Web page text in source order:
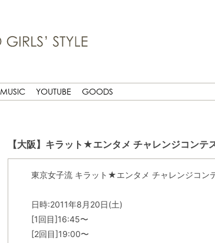
MUSIC YOUTUBE GOODS
【大阪】キラット★エンタメ チャレンジコン
東京女子流 キラット★エンタメ チャレンジコン
日時:2011年8月20日(土)
[1回目]16:45〜
[2回目]19:00〜